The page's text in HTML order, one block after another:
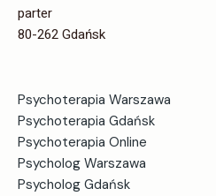
parter
80-262 Gdańsk
Psychoterapia Warszawa
Psychoterapia Gdańsk
Psychoterapia Online
Psycholog Warszawa
Psycholog Gdańsk